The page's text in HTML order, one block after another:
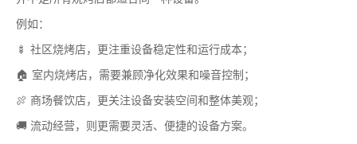
例如：
🍢 社区烧烤店，更注重设备稳定性和运行成本；
🏠 室内烧烤店，需要兼顾净化效果和噪音控制；
🍖 商场餐饮店，更关注设备安装空间和整体美观；
🚚 流动经营，则更需要灵活、便捷的设备方案。